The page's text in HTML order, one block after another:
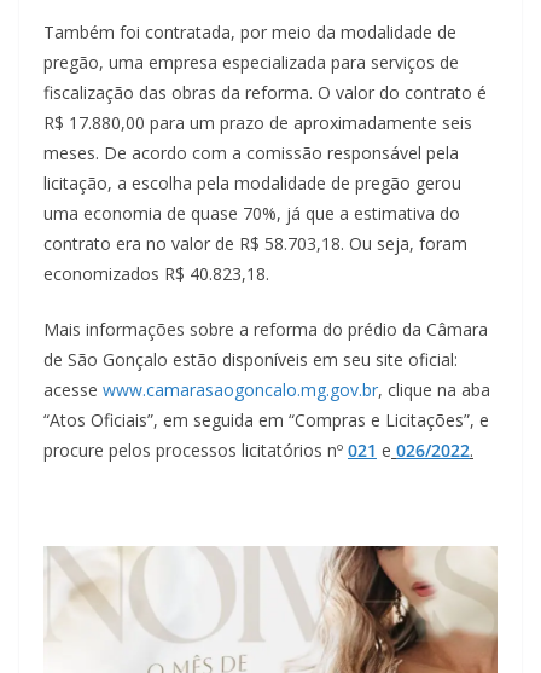
Também foi contratada, por meio da modalidade de
pregão, uma empresa especializada para serviços de
fiscalização das obras da reforma. O valor do contrato é
R$ 17.880,00 para um prazo de aproximadamente seis
meses. De acordo com a comissão responsável pela
licitação, a escolha pela modalidade de pregão gerou
uma economia de quase 70%, já que a estimativa do
contrato era no valor de R$ 58.703,18. Ou seja, foram
economizados R$ 40.823,18.
Mais informações sobre a reforma do prédio da Câmara
de São Gonçalo estão disponíveis em seu site oficial:
acesse www.camarasaogoncalo.mg.gov.br, clique na aba
“Atos Oficiais”, em seguida em “Compras e Licitações”, e
procure pelos processos licitatórios nº 021 e 026/2022.